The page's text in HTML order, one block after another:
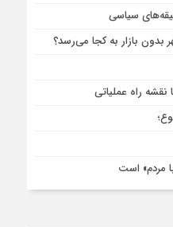
سیاسی
بدون بازار به کجا می‌رسد؟
نقشه راه عملیاتی
مردم» است